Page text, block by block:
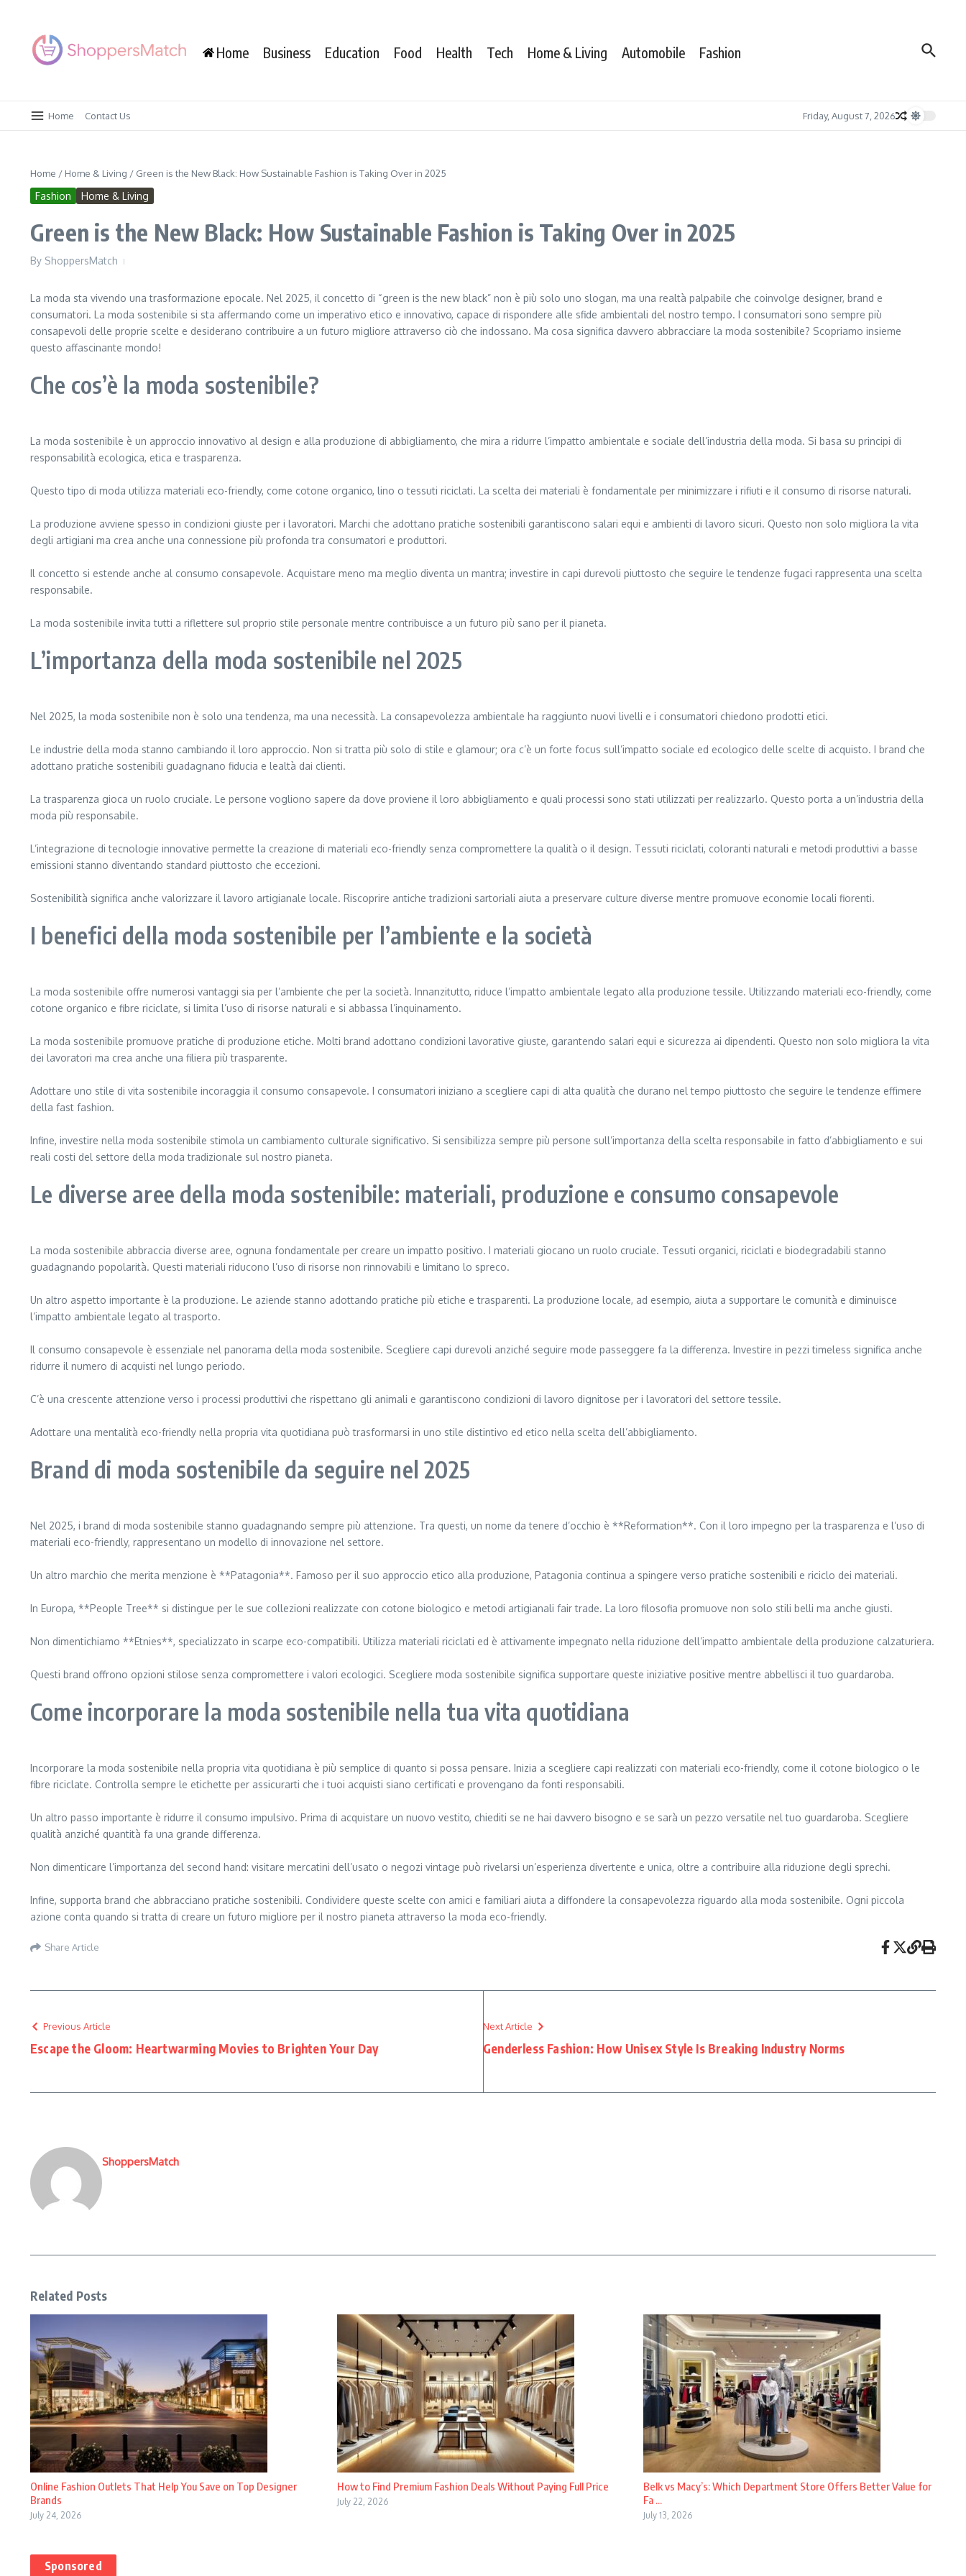
Home Business Education Food Health Tech Home & Living Automobile Fashion
Home Contact Us Friday, August 7, 2026
Home / Home & Living / Green is the New Black: How Sustainable Fashion is Taking Over in 2025
Fashion Home & Living
Green is the New Black: How Sustainable Fashion is Taking Over in 2025
By ShoppersMatch
La moda sta vivendo una trasformazione epocale. Nel 2025, il concetto di “green is the new black” non è più solo uno slogan, ma una realtà palpabile che coinvolge designer, brand e
consumatori. La moda sostenibile si sta affermando come un imperativo etico e innovativo, capace di rispondere alle sfide ambientali del nostro tempo. I consumatori sono sempre più
consapevoli delle proprie scelte e desiderano contribuire a un futuro migliore attraverso ciò che indossano. Ma cosa significa davvero abbracciare la moda sostenibile? Scopriamo insieme
questo affascinante mondo!
Che cos’è la moda sostenibile?
La moda sostenibile è un approccio innovativo al design e alla produzione di abbigliamento, che mira a ridurre l’impatto ambientale e sociale dell’industria della moda. Si basa su principi di
responsabilità ecologica, etica e trasparenza.
Questo tipo di moda utilizza materiali eco-friendly, come cotone organico, lino o tessuti riciclati. La scelta dei materiali è fondamentale per minimizzare i rifiuti e il consumo di risorse naturali.
La produzione avviene spesso in condizioni giuste per i lavoratori. Marchi che adottano pratiche sostenibili garantiscono salari equi e ambienti di lavoro sicuri. Questo non solo migliora la vita
degli artigiani ma crea anche una connessione più profonda tra consumatori e produttori.
Il concetto si estende anche al consumo consapevole. Acquistare meno ma meglio diventa un mantra; investire in capi durevoli piuttosto che seguire le tendenze fugaci rappresenta una scelta
responsabile.
La moda sostenibile invita tutti a riflettere sul proprio stile personale mentre contribuisce a un futuro più sano per il pianeta.
L’importanza della moda sostenibile nel 2025
Nel 2025, la moda sostenibile non è solo una tendenza, ma una necessità. La consapevolezza ambientale ha raggiunto nuovi livelli e i consumatori chiedono prodotti etici.
Le industrie della moda stanno cambiando il loro approccio. Non si tratta più solo di stile e glamour; ora c’è un forte focus sull’impatto sociale ed ecologico delle scelte di acquisto. I brand che
adottano pratiche sostenibili guadagnano fiducia e lealtà dai clienti.
La trasparenza gioca un ruolo cruciale. Le persone vogliono sapere da dove proviene il loro abbigliamento e quali processi sono stati utilizzati per realizzarlo. Questo porta a un’industria della
moda più responsabile.
L’integrazione di tecnologie innovative permette la creazione di materiali eco-friendly senza compromettere la qualità o il design. Tessuti riciclati, coloranti naturali e metodi produttivi a basse
emissioni stanno diventando standard piuttosto che eccezioni.
Sostenibilità significa anche valorizzare il lavoro artigianale locale. Riscoprire antiche tradizioni sartoriali aiuta a preservare culture diverse mentre promuove economie locali fiorenti.
I benefici della moda sostenibile per l’ambiente e la società
La moda sostenibile offre numerosi vantaggi sia per l’ambiente che per la società. Innanzitutto, riduce l’impatto ambientale legato alla produzione tessile. Utilizzando materiali eco-friendly, come
cotone organico e fibre riciclate, si limita l’uso di risorse naturali e si abbassa l’inquinamento.
La moda sostenibile promuove pratiche di produzione etiche. Molti brand adottano condizioni lavorative giuste, garantendo salari equi e sicurezza ai dipendenti. Questo non solo migliora la vita
dei lavoratori ma crea anche una filiera più trasparente.
Adottare uno stile di vita sostenibile incoraggia il consumo consapevole. I consumatori iniziano a scegliere capi di alta qualità che durano nel tempo piuttosto che seguire le tendenze effimere
della fast fashion.
Infine, investire nella moda sostenibile stimola un cambiamento culturale significativo. Si sensibilizza sempre più persone sull’importanza della scelta responsabile in fatto d’abbigliamento e sui
reali costi del settore della moda tradizionale sul nostro pianeta.
Le diverse aree della moda sostenibile: materiali, produzione e consumo consapevole
La moda sostenibile abbraccia diverse aree, ognuna fondamentale per creare un impatto positivo. I materiali giocano un ruolo cruciale. Tessuti organici, riciclati e biodegradabili stanno
guadagnando popolarità. Questi materiali riducono l’uso di risorse non rinnovabili e limitano lo spreco.
Un altro aspetto importante è la produzione. Le aziende stanno adottando pratiche più etiche e trasparenti. La produzione locale, ad esempio, aiuta a supportare le comunità e diminuisce
l’impatto ambientale legato al trasporto.
Il consumo consapevole è essenziale nel panorama della moda sostenibile. Scegliere capi durevoli anziché seguire mode passeggere fa la differenza. Investire in pezzi timeless significa anche
ridurre il numero di acquisti nel lungo periodo.
C’è una crescente attenzione verso i processi produttivi che rispettano gli animali e garantiscono condizioni di lavoro dignitose per i lavoratori del settore tessile.
Adottare una mentalità eco-friendly nella propria vita quotidiana può trasformarsi in uno stile distintivo ed etico nella scelta dell’abbigliamento.
Brand di moda sostenibile da seguire nel 2025
Nel 2025, i brand di moda sostenibile stanno guadagnando sempre più attenzione. Tra questi, un nome da tenere d’occhio è **Reformation**. Con il loro impegno per la trasparenza e l’uso di
materiali eco-friendly, rappresentano un modello di innovazione nel settore.
Un altro marchio che merita menzione è **Patagonia**. Famoso per il suo approccio etico alla produzione, Patagonia continua a spingere verso pratiche sostenibili e riciclo dei materiali.
In Europa, **People Tree** si distingue per le sue collezioni realizzate con cotone biologico e metodi artigianali fair trade. La loro filosofia promuove non solo stili belli ma anche giusti.
Non dimentichiamo **Etnies**, specializzato in scarpe eco-compatibili. Utilizza materiali riciclati ed è attivamente impegnato nella riduzione dell’impatto ambientale della produzione calzaturiera.
Questi brand offrono opzioni stilose senza compromettere i valori ecologici. Scegliere moda sostenibile significa supportare queste iniziative positive mentre abbellisci il tuo guardaroba.
Come incorporare la moda sostenibile nella tua vita quotidiana
Incorporare la moda sostenibile nella propria vita quotidiana è più semplice di quanto si possa pensare. Inizia a scegliere capi realizzati con materiali eco-friendly, come il cotone biologico o le
fibre riciclate. Controlla sempre le etichette per assicurarti che i tuoi acquisti siano certificati e provengano da fonti responsabili.
Un altro passo importante è ridurre il consumo impulsivo. Prima di acquistare un nuovo vestito, chiediti se ne hai davvero bisogno e se sarà un pezzo versatile nel tuo guardaroba. Scegliere
qualità anziché quantità fa una grande differenza.
Non dimenticare l’importanza del second hand: visitare mercatini dell’usato o negozi vintage può rivelarsi un’esperienza divertente e unica, oltre a contribuire alla riduzione degli sprechi.
Infine, supporta brand che abbracciano pratiche sostenibili. Condividere queste scelte con amici e familiari aiuta a diffondere la consapevolezza riguardo alla moda sostenibile. Ogni piccola
azione conta quando si tratta di creare un futuro migliore per il nostro pianeta attraverso la moda eco-friendly.
Share Article
Previous Article
Escape the Gloom: Heartwarming Movies to Brighten Your Day
Next Article
Genderless Fashion: How Unisex Style Is Breaking Industry Norms
ShoppersMatch
Related Posts
Online Fashion Outlets That Help You Save on Top Designer
Brands
July 24, 2026
How to Find Premium Fashion Deals Without Paying Full Price
July 22, 2026
Belk vs Macy’s: Which Department Store Offers Better Value for
Fa ...
July 13, 2026
Sponsored